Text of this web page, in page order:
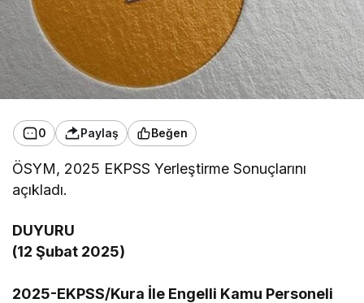
0 Paylaş Beğen
ÖSYM, 2025 EKPSS Yerleştirme Sonuçlarını
açıkladı.
DUYURU
(12 Şubat 2025)
2025-EKPSS/Kura İle Engelli Kamu Personeli